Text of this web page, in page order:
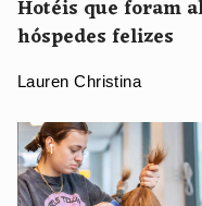
Hotéis que foram
hóspedes felizes
Lauren Christina